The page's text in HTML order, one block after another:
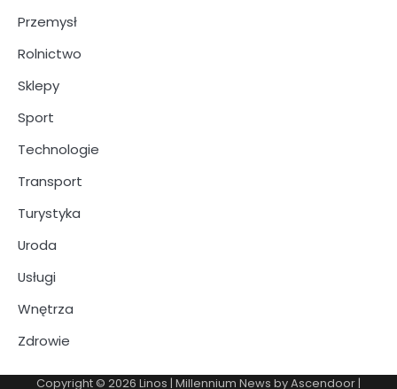
Przemysł
Rolnictwo
Sklepy
Sport
Technologie
Transport
Turystyka
Uroda
Usługi
Wnętrza
Zdrowie
Copyright © 2026 Linos | Millennium News byAscendoor|